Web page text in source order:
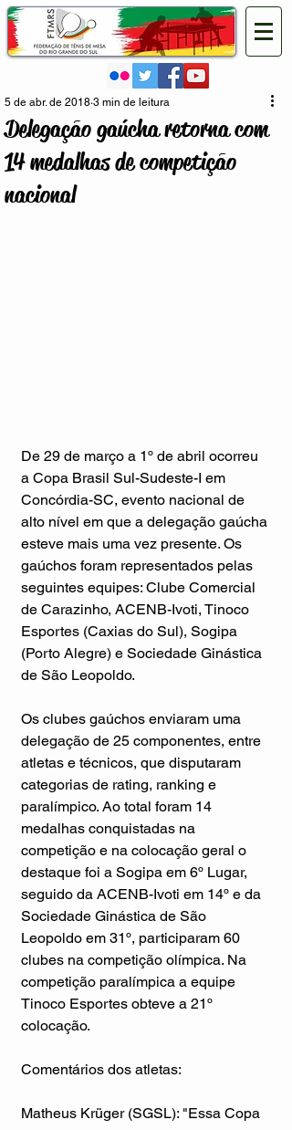
Delegação gaúcha retorna com
14 medalhas de competição
nacional
5 de abr. de 2018 3 min de leitura
De 29 de março a 1º de abril ocorreu
a Copa Brasil Sul-Sudeste-I em
Concórdia-SC, evento nacional de
alto nível em que a delegação gaúcha
esteve mais uma vez presente. Os
gaúchos foram representados pelas
seguintes equipes: Clube Comercial
de Carazinho, ACENB-Ivoti, Tinoco
Esportes (Caxias do Sul), Sogipa
(Porto Alegre) e Sociedade Ginástica
de São Leopoldo.
Os clubes gaúchos enviaram uma
delegação de 25 componentes, entre
atletas e técnicos, que disputaram
categorias de rating, ranking e
paralímpico. Ao total foram 14
medalhas conquistadas na
competição e na colocação geral o
destaque foi a Sogipa em 6º Lugar,
seguido da ACENB-Ivoti em 14º e da
Sociedade Ginástica de São
Leopoldo em 31º, participaram 60
clubes na competição olímpica. Na
competição paralímpica a equipe
Tinoco Esportes obteve a 21º
colocação.
Comentários dos atletas:
Matheus Krüger (SGSL): "Essa Copa